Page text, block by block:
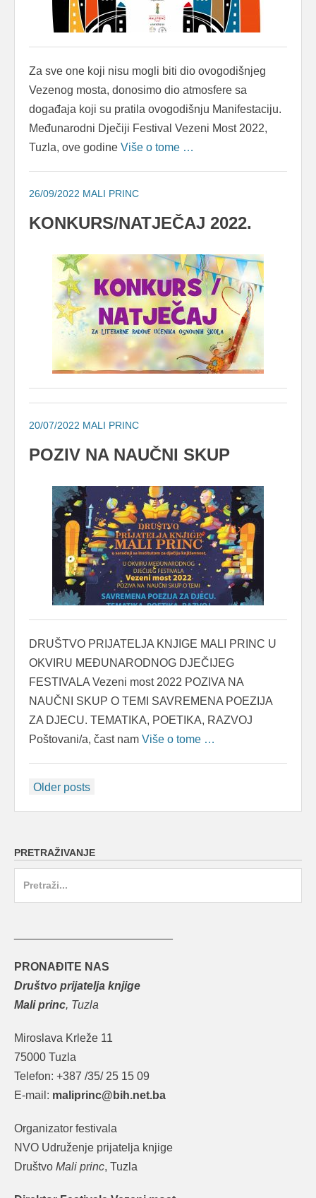
Za sve one koji nisu mogli biti dio ovogodišnjeg
Vezenog mosta, donosimo dio atmosfere sa
događaja koji su pratila ovogodišnju Manifestaciju.
Međunarodni Dječiji Festival Vezeni Most 2022,
Tuzla, ove godine Više o tome …
26/09/2022 MALI PRINC
KONKURS/NATJEČAJ 2022.
20/07/2022 MALI PRINC
POZIV NA NAUČNI SKUP
DRUŠTVO PRIJATELJA KNJIGE MALI PRINC U
OKVIRU MEĐUNARODNOG DJEČIJEG
FESTIVALA Vezeni most 2022 POZIVA NA
NAUČNI SKUP O TEMI SAVREMENA POEZIJA
ZA DJECU. TEMATIKA, POETIKA, RAZVOJ
Poštovani/a, čast nam Više o tome …
Posts
Older posts
PRETRAŽIVANJE
PRONAĐITE NAS
Društvo prijatelja knjige
Mali princ, Tuzla
Miroslava Krleže 11
75000 Tuzla
Telefon: +387 /35/ 25 15 09
E-mail: maliprinc@bih.net.ba
Organizator festivala
NVO Udruženje prijatelja knjige
Društvo Mali princ, Tuzla